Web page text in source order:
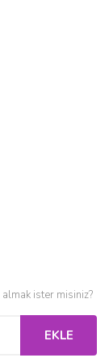
ister misiniz?
EKLE